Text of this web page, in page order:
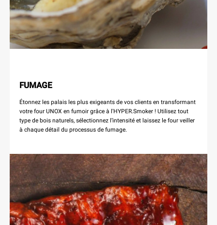
FUMAGE
Étonnez les palais les plus exigeants de vos clients en transformant
votre four UNOX en fumoir grâce à l'HYPER.Smoker ! Utilisez tout
type de bois naturels, sélectionnez l’intensité et laissez le four veiller
à chaque détail du processus de fumage.